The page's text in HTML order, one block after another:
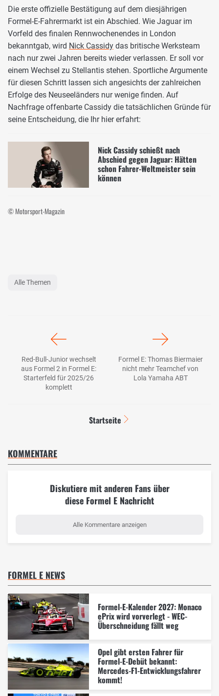
Die erste offizielle Bestätigung auf dem diesjährigen
Formel-E-Fahrermarkt ist ein Abschied. Wie Jaguar im
Vorfeld des finalen Rennwochenendes in London
bekanntgab, wird Nick Cassidy das britische Werksteam
nach nur zwei Jahren bereits wieder verlassen. Er soll vor
einem Wechsel zu Stellantis stehen. Sportliche Argumente
für diesen Schritt lassen sich angesichts der zahlreichen
Erfolge des Neuseeländers nur wenige finden. Auf
Nachfrage offenbarte Cassidy die tatsächlichen Gründe für
seine Entscheidung, die Ihr hier erfahrt:
Nick Cassidy schießt nach
Abschied gegen Jaguar: Hätten
schon Fahrer-Weltmeister sein
können
© Motorsport-Magazin
Alle Themen
Red-Bull-Junior wechselt
aus Formel 2 in Formel E:
Starterfeld für 2025/26
komplett
Formel E: Thomas Biermaier
nicht mehr Teamchef von
Lola Yamaha ABT
Startseite
KOMMENTARE
Diskutiere mit anderen Fans über
diese Formel E Nachricht
Alle Kommentare anzeigen
FORMEL E NEWS
Formel-E-Kalender 2027: Monaco
ePrix wird vorverlegt - WEC-
Überschneidung fällt weg
Opel gibt ersten Fahrer für
Formel-E-Debüt bekannt:
Mercedes-F1-Entwicklungsfahrer
kommt!